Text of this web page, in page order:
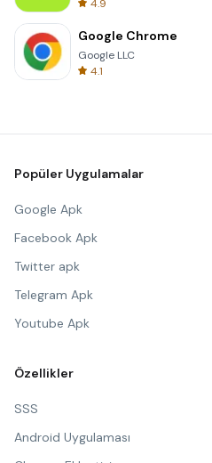
4.9
Google Chrome
Google LLC
4.1
Popüler Uygulamalar
Google Apk
Facebook Apk
Twitter apk
Telegram Apk
Youtube Apk
Özellikler
SSS
Android Uygulaması